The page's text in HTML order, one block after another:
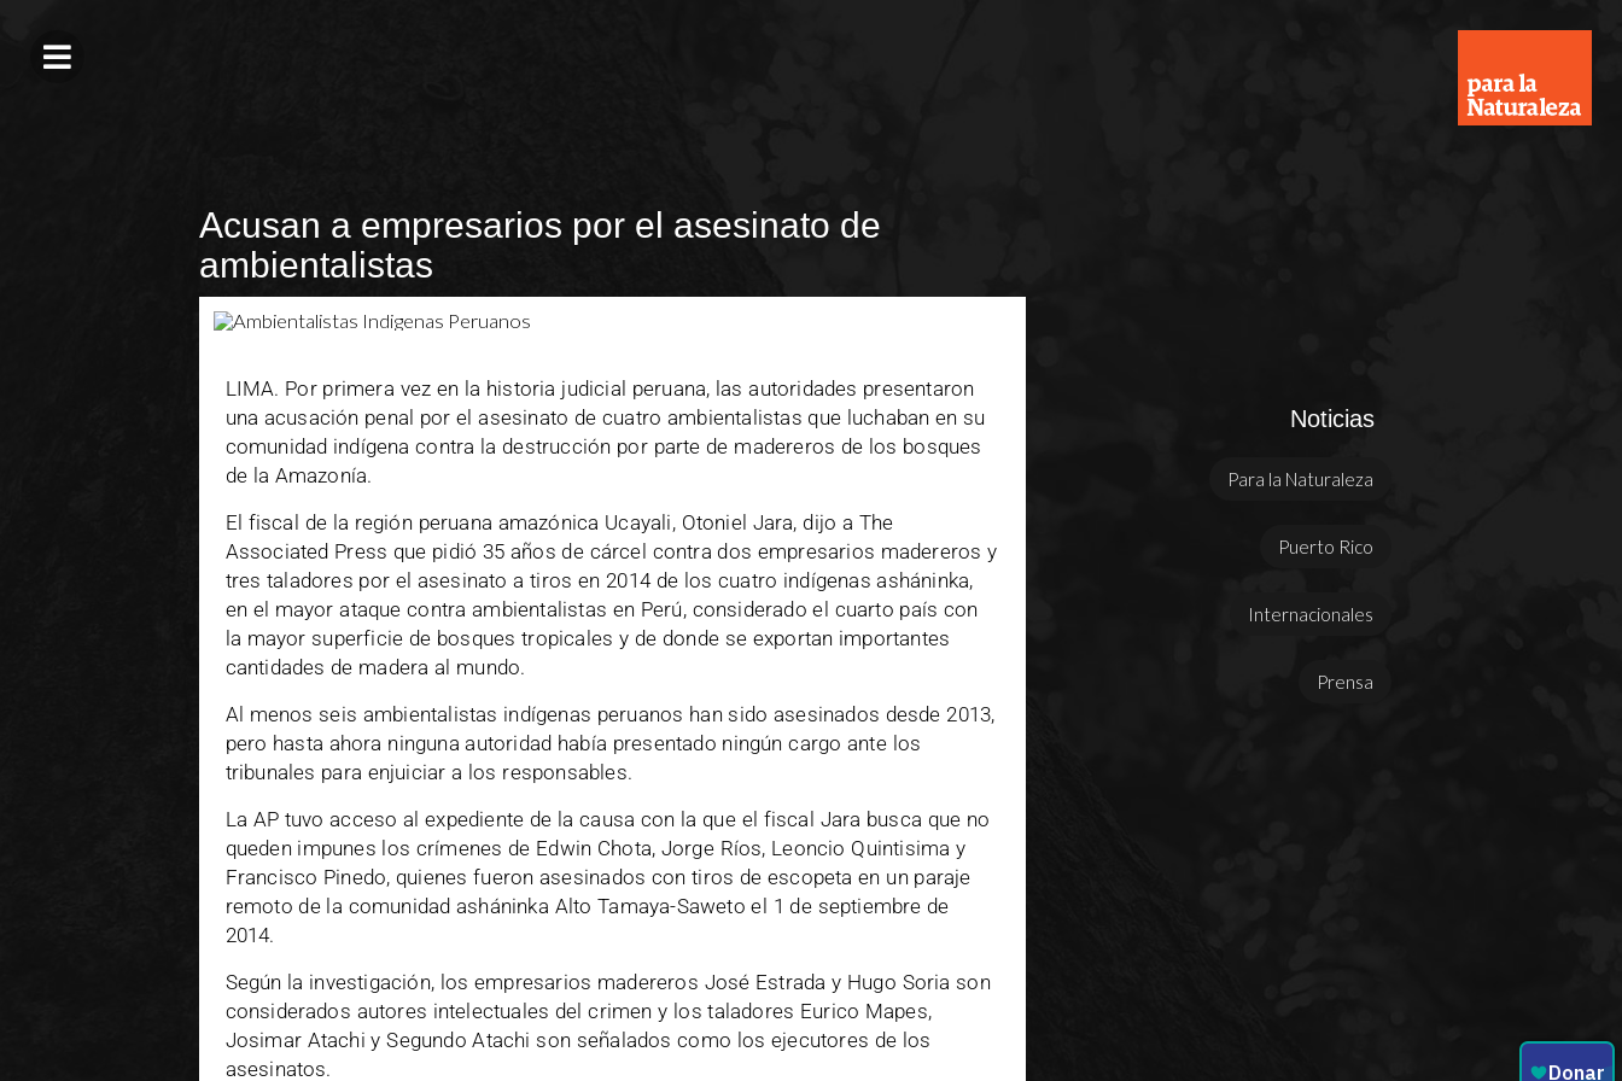
Acusan a empresarios por el asesinato de
ambientalistas
LIMA. Por primera vez en la historia judicial peruana, las autoridades presentaron
una acusación penal por el asesinato de cuatro ambientalistas que luchaban en su
comunidad indígena contra la destrucción por parte de madereros de los bosques
de la Amazonía.
El fiscal de la región peruana amazónica Ucayali, Otoniel Jara, dijo a The
Associated Press que pidió 35 años de cárcel contra dos empresarios madereros y
tres taladores por el asesinato a tiros en 2014 de los cuatro indígenas asháninka,
en el mayor ataque contra ambientalistas en Perú, considerado el cuarto país con
la mayor superficie de bosques tropicales y de donde se exportan importantes
cantidades de madera al mundo.
Al menos seis ambientalistas indígenas peruanos han sido asesinados desde 2013,
pero hasta ahora ninguna autoridad había presentado ningún cargo ante los
tribunales para enjuiciar a los responsables.
La AP tuvo acceso al expediente de la causa con la que el fiscal Jara busca que no
queden impunes los crímenes de Edwin Chota, Jorge Ríos, Leoncio Quintisima y
Francisco Pinedo, quienes fueron asesinados con tiros de escopeta en un paraje
remoto de la comunidad asháninka Alto Tamaya-Saweto el 1 de septiembre de
2014.
Según la investigación, los empresarios madereros José Estrada y Hugo Soria son
considerados autores intelectuales del crimen y los taladores Eurico Mapes,
Josimar Atachi y Segundo Atachi son señalados como los ejecutores de los
asesinatos.
Noticias
Para la Naturaleza
Puerto Rico
Internacionales
Prensa